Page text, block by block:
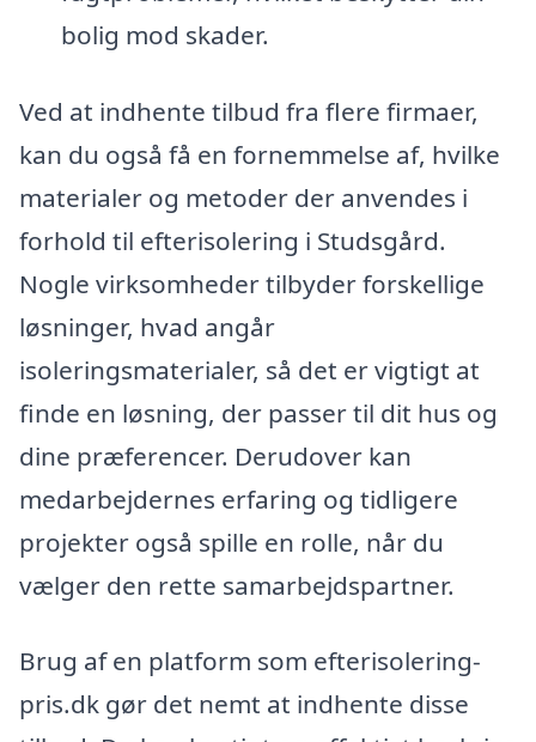
bolig mod skader.
Ved at indhente tilbud fra flere firmaer,
kan du også få en fornemmelse af, hvilke
materialer og metoder der anvendes i
forhold til efterisolering i Studsgård.
Nogle virksomheder tilbyder forskellige
løsninger, hvad angår
isoleringsmaterialer, så det er vigtigt at
finde en løsning, der passer til dit hus og
dine præferencer. Derudover kan
medarbejdernes erfaring og tidligere
projekter også spille en rolle, når du
vælger den rette samarbejdspartner.
Brug af en platform som efterisolering-
pris.dk gør det nemt at indhente disse